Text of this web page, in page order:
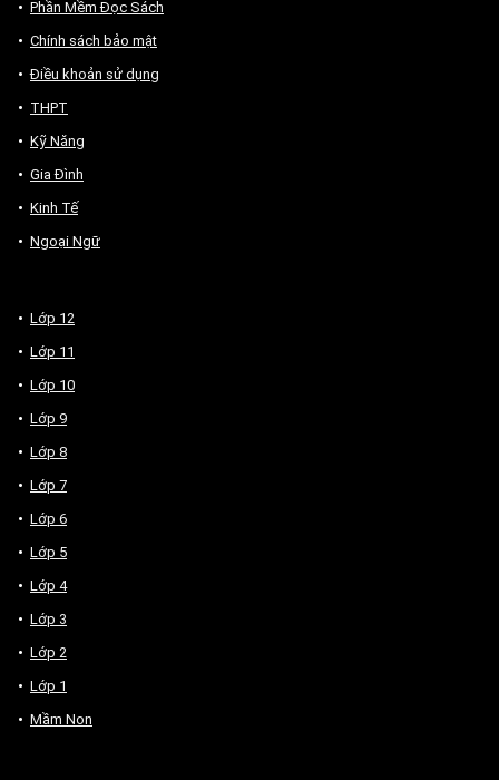
Phần Mềm Đọc Sách
Chính sách bảo mật
Điều khoản sử dụng
THPT
Kỹ Năng
Gia Đình
Kinh Tế
Ngoại Ngữ
Lớp 12
Lớp 11
Lớp 10
Lớp 9
Lớp 8
Lớp 7
Lớp 6
Lớp 5
Lớp 4
Lớp 3
Lớp 2
Lớp 1
Mầm Non